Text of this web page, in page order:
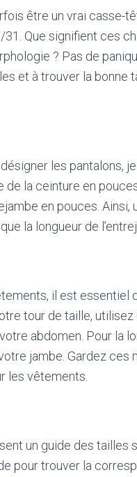
être un vrai casse-
Que signifient ces
? Pas de
et à trouver la bonne
les pantalons,
la ceinture en
en pouces. Ainsi,
la longueur de
il est essentiel
tour de taille, utilisez
abdomen. Pour la
jambe. Gardez ces
les vêtements.
un guide des tailles
pour trouver la